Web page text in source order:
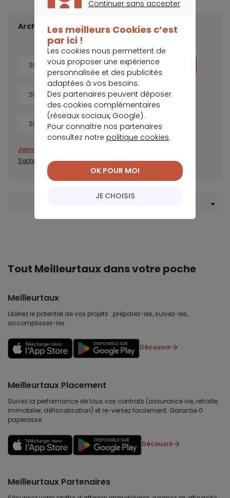
Archives
2026 2025 2024
2022 2021 2020 2019
2018 2017
Janvier
Septembre Octobre Novembre Décembre
Tout Meilleurtaux dans votre poche
Meilleurtaux
Libérez le potentiel de vos projets : préparez-les, suivez-les,
accomplissez-les.
Découvrir
Meilleurtaux Placement
Suivez la performance de tous vos contrats (assurance vie, retraite,
immobilier, défiscalisation) et re-versez facilement. Garantie 0
paperasse.
Découvrir
Meilleurtaux Partenaires
Continuer sans accepter
Les meilleurs Cookies c’est
par ici !
Les cookies nous permettent de
vous proposer une expérience
personnalisée et des publicités
adaptées à vos besoins.
Des partenaires peuvent déposer
des cookies complémentaires
(réseaux sociaux, Google).
Pour connaître nos partenaires
consultez notre politique cookies.
JE CHOISIS
OK POUR MOI